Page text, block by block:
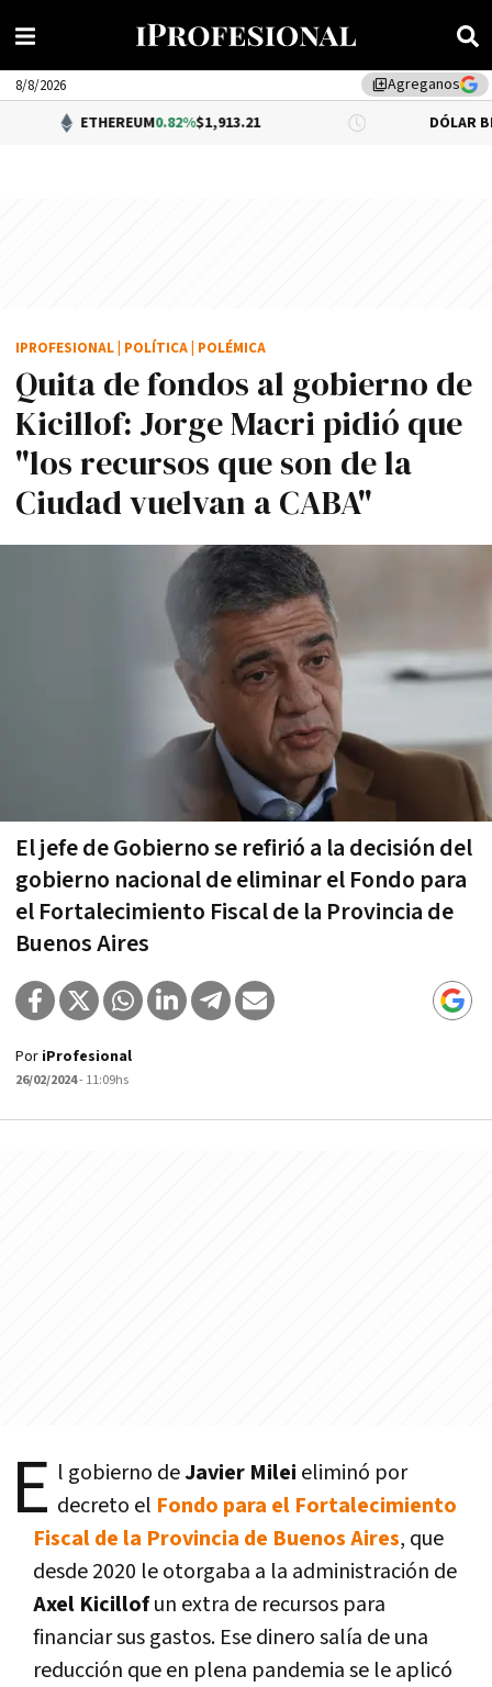
library_addAgreganos
8/8/2026
0.82%$1,913.21 DÓLAR BNA 0.34%
Quita de fondos al gobierno de
Kicillof: Jorge Macri pidió que
"los recursos que son de la
Ciudad vuelvan a CABA"
El jefe de Gobierno se refirió a la decisión del
gobierno nacional de eliminar el Fondo para
el Fortalecimiento Fiscal de la Provincia de
Buenos Aires
IPROFESIONAL POLÍTICA POLÉMICA
Por iProfesional
26/02/2024- 11:09hs
E l gobierno deJavier Milei eliminó por
decreto el Fondo para el Fortalecimiento
Fiscal de la Provincia de Buenos Aires, que
desde 2020 le otorgaba a la administración de
Axel Kicillofun extra de recursos para
financiar sus gastos. Ese dinero salía de una
reducción que en plena pandemia se le aplicó